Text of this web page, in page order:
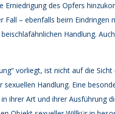
Erniedrigung des Opfers
– ebenfalls beim Eindringen
Handlung.
vorliegt, ist nicht auf die
Handlung. Eine
ihrer Art und ihrer Ausführung